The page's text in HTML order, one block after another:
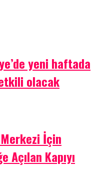
yeni haftada
etkili olacak
İçin
Açılan Kapıyı